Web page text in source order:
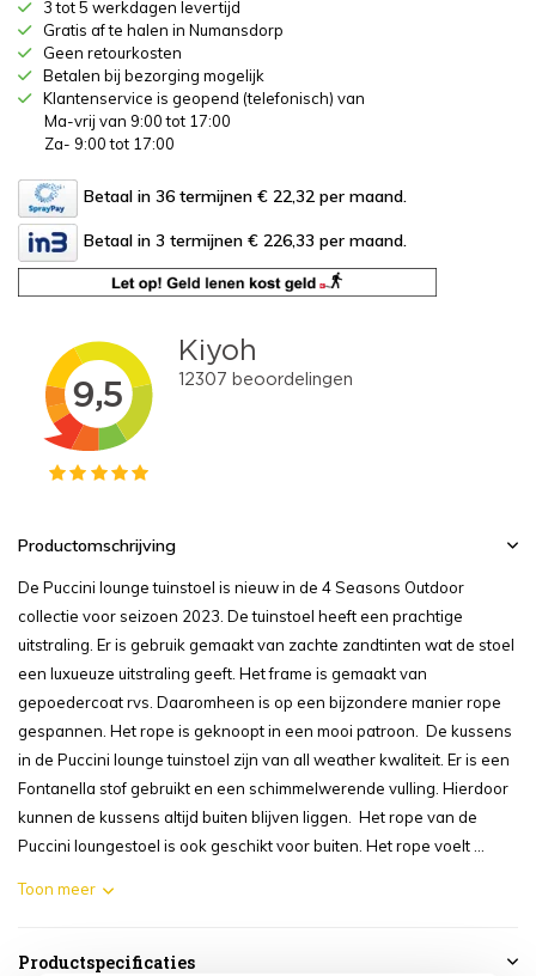
3 tot 5 werkdagen levertijd
Gratis af te halen in Numansdorp
Geen retourkosten
Betalen bij bezorging mogelijk
Klantenservice is geopend (telefonisch) van
Ma-vrij van 9:00 tot 17:00
Za- 9:00 tot 17:00
Betaal in 36 termijnen € 22,32 per maand.
Betaal in 3 termijnen € 226,33 per maand.
Productomschrijving
De Puccini lounge tuinstoel is nieuw in de 4 Seasons Outdoor
collectie voor seizoen 2023. De tuinstoel heeft een prachtige
uitstraling. Er is gebruik gemaakt van zachte zandtinten wat de stoel
een luxueuze uitstraling geeft. Het frame is gemaakt van
gepoedercoat rvs. Daaromheen is op een bijzondere manier rope
gespannen. Het rope is geknoopt in een mooi patroon. De kussens
in de Puccini lounge tuinstoel zijn van all weather kwaliteit. Er is een
Fontanella stof gebruikt en een schimmelwerende vulling. Hierdoor
kunnen de kussens altijd buiten blijven liggen. Het rope van de
Puccini loungestoel is ook geschikt voor buiten. Het rope voelt ...
Toon meer
Productspecificaties